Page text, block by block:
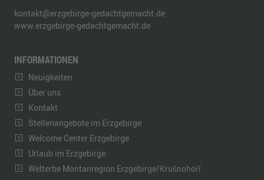
kontakt@erzgebirge-gedachtgemacht.de
www.erzgebirge-gedachtgemacht.de
INFORMATIONEN
Neuigkeiten
Über uns
Kontakt
Stellenangebote im Erzgebirge
Welcome Center Erzgebirge
Urlaub im Erzgebirge
Welterbe Montanregion Erzgebirge/Krušnohoří